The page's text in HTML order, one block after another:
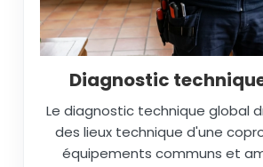
Diagnostic
Le diagnostic technique global
des lieux technique d'une
équipements communs et